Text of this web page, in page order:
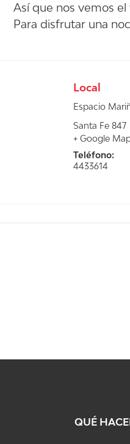
Así que nos vemos el
Para disfrutar una
Local
Espacio
Santa Fe 847
+ Google
Teléfono:
4433614
QUÉ